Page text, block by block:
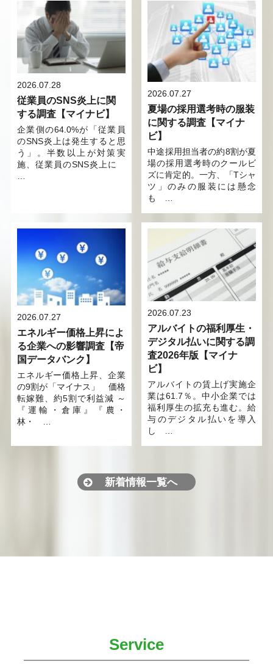
2026.07.28
従業員のSNS炎上に関
する調査【マイナビ】
企業側の64.0%が「従業員
のSNS炎上は発生すると思
う」。半数以上が対策実
施、従業員のSNS炎上に
2026.07.27
夏場の採用選考時の服装
に関する調査【マイナ
ビ】
中途採用担当者の約8割が夏
場の採用選考時のクールビ
ズに肯定的。一方、「Tシャ
ツ」のみの服装には懸念
も …
2026.07.27
エネルギー価格上昇によ
る企業への影響調査【帝
国データバンク】
エネルギー価格上昇、企業
の9割が「マイナス」 価格
転嫁難、約5割で利益減 ～
『運輸・倉庫』『農・
林・ …
2026.07.23
アルバイトの福利厚生・
デジタル払いに関する調
査2026年版【マイナ
ビ】
アルバイトの賃上げ実施企
業は61.7％。中小企業では
福利厚生の拡充も進む。給
与のデジタル払いを導入
し …
新着情報一覧へ
Service